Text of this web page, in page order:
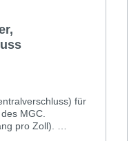
für
MGC.
pro Zoll).